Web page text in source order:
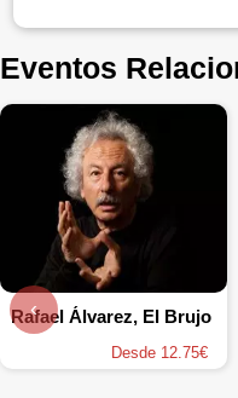
Eventos
Rafael Álvarez, El Brujo
Desde 12.75€
‹